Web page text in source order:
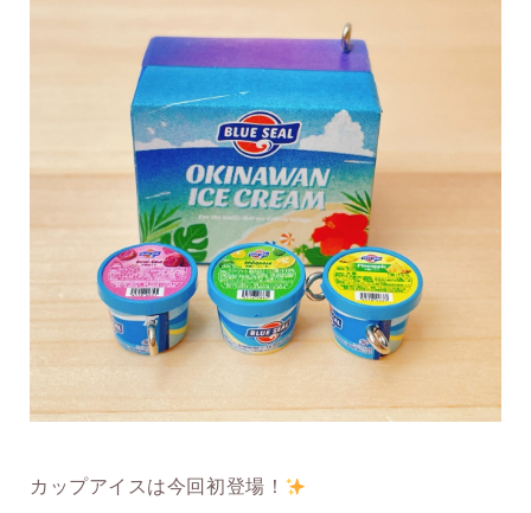
カップアイスは今回初登場！